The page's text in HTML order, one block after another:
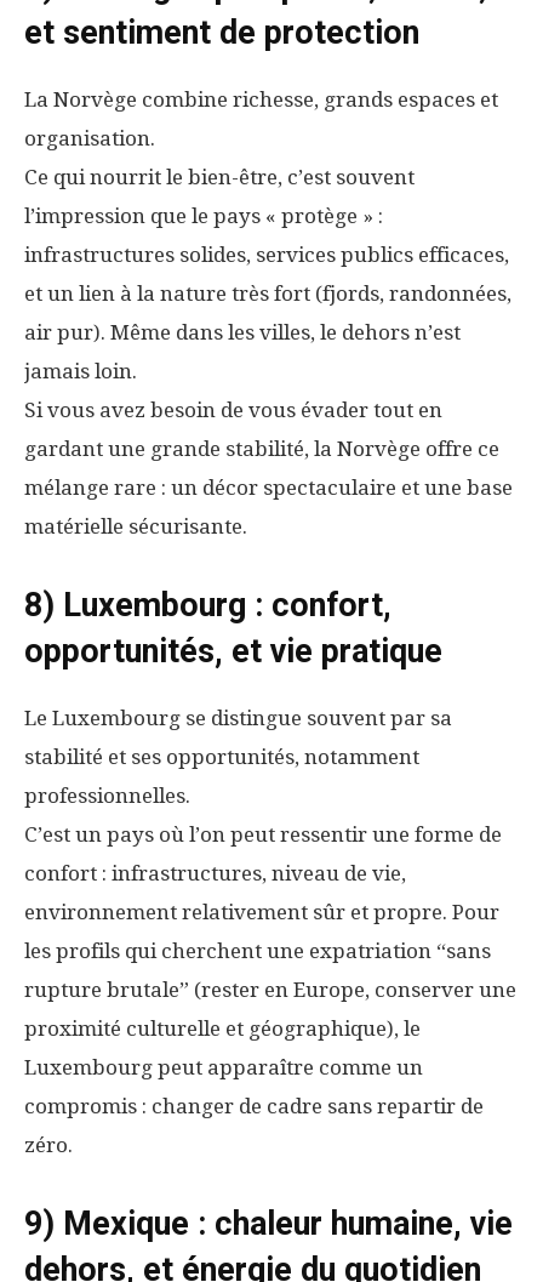
et sentiment de protection
La Norvège combine richesse, grands espaces et
organisation.
Ce qui nourrit le bien-être, c’est souvent
l’impression que le pays « protège » :
infrastructures solides, services publics efficaces,
et un lien à la nature très fort (fjords, randonnées,
air pur). Même dans les villes, le dehors n’est
jamais loin.
Si vous avez besoin de vous évader tout en
gardant une grande stabilité, la Norvège offre ce
mélange rare : un décor spectaculaire et une base
matérielle sécurisante.
8) Luxembourg : confort,
opportunités, et vie pratique
Le Luxembourg se distingue souvent par sa
stabilité et ses opportunités, notamment
professionnelles.
C’est un pays où l’on peut ressentir une forme de
confort : infrastructures, niveau de vie,
environnement relativement sûr et propre. Pour
les profils qui cherchent une expatriation “sans
rupture brutale” (rester en Europe, conserver une
proximité culturelle et géographique), le
Luxembourg peut apparaître comme un
compromis : changer de cadre sans repartir de
zéro.
9) Mexique : chaleur humaine, vie
dehors, et énergie du quotidien